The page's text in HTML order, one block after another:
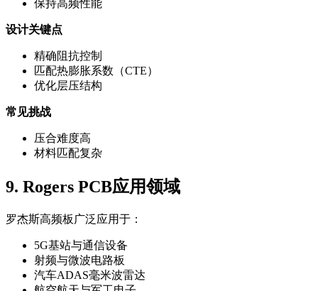
保持高频性能
设计关键点
精确阻抗控制
匹配热膨胀系数（CTE）
优化层压结构
常见挑战
压合难度高
材料匹配复杂
9. Rogers PCB应用领域
罗杰斯高频板广泛应用于：
5G基站与通信设备
射频与微波电路板
汽车ADAS毫米波雷达